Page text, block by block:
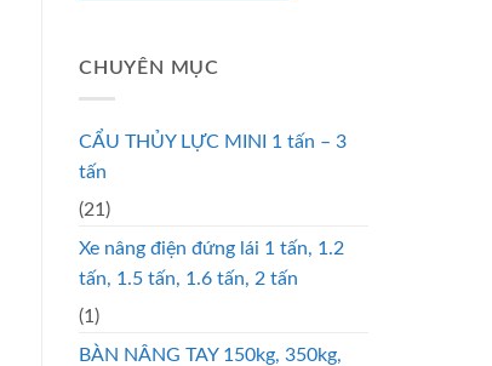
CHUYÊN MỤC
CẨU THỦY LỰC MINI 1 tấn – 3
tấn
(21)
Xe nâng điện đứng lái 1 tấn, 1.2
tấn, 1.5 tấn, 1.6 tấn, 2 tấn
(1)
BÀN NÂNG TAY 150kg, 350kg,